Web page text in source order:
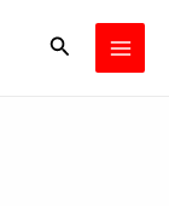
Buscar